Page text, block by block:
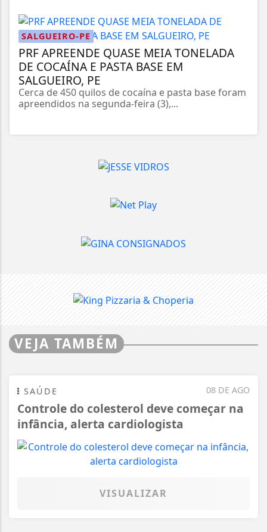
SALGUEIRO-PE
PRF APREENDE QUASE MEIA TONELADA
DE COCAÍNA E PASTA BASE EM
SALGUEIRO, PE
Cerca de 450 quilos de cocaína e pasta base foram
apreendidos na segunda-feira (3),...
VEJA TAMBÉM
08 DE AGO
SAÚDE
Controle do colesterol deve começar na
infância, alerta cardiologista
VISUALIZAR